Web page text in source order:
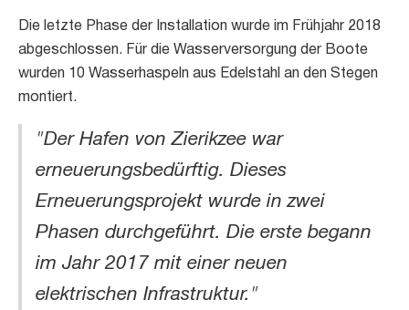
Die letzte Phase der Installation wurde im Frühjahr 2018
abgeschlossen. Für die Wasserversorgung der Boote
wurden 10 Wasserhaspeln aus Edelstahl an den Stegen
montiert.
"Der Hafen von Zierikzee war
erneuerungsbedürftig. Dieses
Erneuerungsprojekt wurde in zwei
Phasen durchgeführt. Die erste begann
im Jahr 2017 mit einer neuen
elektrischen Infrastruktur."